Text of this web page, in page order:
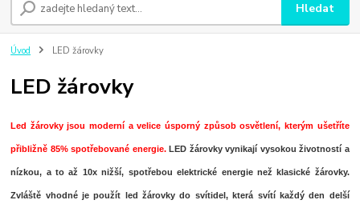
Hledat
Úvod LED žárovky
LED žárovky
Led žárovkyjsou moderní a velice úsporný způsob osvětlení, kterým ušetříte
přibližně 85% spotřebované energie. LED žárovkyvynikají vysokou životností a
nízkou, a to až 10x nižší, spotřebou elektrické energie než klasické žárovky.
Zvláště vhodné je použít led žárovky do svítidel, která svítí každý den delší